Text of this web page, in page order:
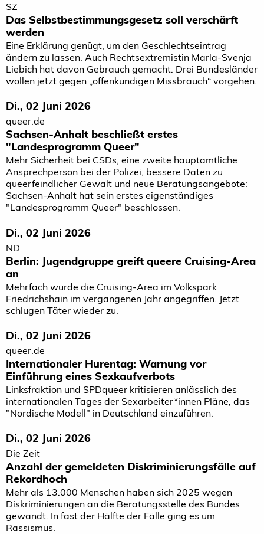
SZ
Das Selbstbestimmungsgesetz soll verschärft
werden
Eine Erklärung genügt, um den Geschlechtseintrag
ändern zu lassen. Auch Rechtsextremistin Marla-Svenja
Liebich hat davon Gebrauch gemacht. Drei Bundesländer
wollen jetzt gegen „offenkundigen Missbrauch“ vorgehen.
Di., 02 Juni 2026
queer.de
Sachsen-Anhalt beschließt erstes
"Landesprogramm Queer"
Mehr Sicherheit bei CSDs, eine zweite hauptamtliche
Ansprechperson bei der Polizei, bessere Daten zu
queerfeindlicher Gewalt und neue Beratungsangebote:
Sachsen-Anhalt hat sein erstes eigenständiges
"Landesprogramm Queer" beschlossen.
Di., 02 Juni 2026
ND
Berlin: Jugendgruppe greift queere Cruising-Area
an
Mehrfach wurde die Cruising-Area im Volkspark
Friedrichshain im vergangenen Jahr angegriffen. Jetzt
schlugen Täter wieder zu.
Di., 02 Juni 2026
queer.de
Internationaler Hurentag: Warnung vor
Einführung eines Sexkaufverbots
Linksfraktion und SPDqueer kritisieren anlässlich des
internationalen Tages der Sexarbeiter*innen Pläne, das
"Nordische Modell" in Deutschland einzuführen.
Di., 02 Juni 2026
Die Zeit
Anzahl der gemeldeten Diskriminierungsfälle auf
Rekordhoch
Mehr als 13.000 Menschen haben sich 2025 wegen
Diskriminierungen an die Beratungsstelle des Bundes
gewandt. In fast der Hälfte der Fälle ging es um
Rassismus.